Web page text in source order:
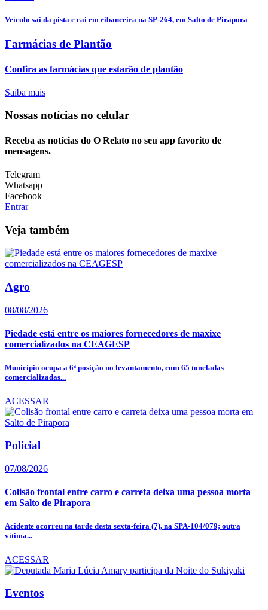
Veículo sai da pista e cai em ribanceira na SP-264, em Salto de Pirapora
Farmácias de Plantão
Confira as farmácias que estarão de plantão
Saiba mais
Nossas notícias no celular
Receba as notícias do O Relato no seu app favorito de
mensagens.
Telegram
Whatsapp
Facebook
Entrar
Veja também
Agro
08/08/2026
Piedade está entre os maiores fornecedores de maxixe
comercializados na CEAGESP
Município ocupa a 6ª posição no levantamento, com 65 toneladas
comercializadas...
ACESSAR
Policial
07/08/2026
Colisão frontal entre carro e carreta deixa uma pessoa morta
em Salto de Pirapora
Acidente ocorreu na tarde desta sexta-feira (7), na SPA-104/079; outra
vítima...
ACESSAR
Eventos